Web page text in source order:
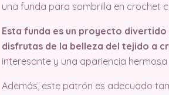
una funda para sombrilla en crochet
Esta funda es un proyecto
disfrutas de la belleza del tejido a
interesante y una apariencia hermosa
Además, este patrón es adecuado